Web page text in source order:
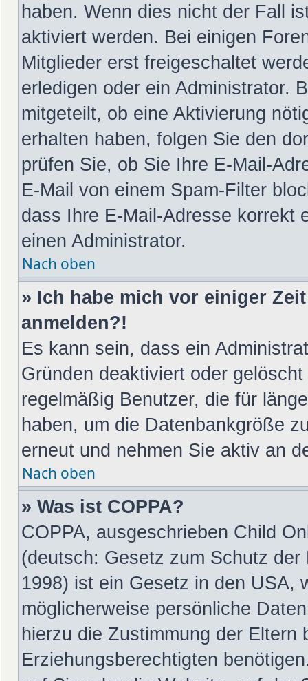
haben. Wenn dies nicht der Fall
aktiviert werden. Bei einigen
Mitglieder erst freigeschaltet
erledigen oder ein Administrator.
mitgeteilt, ob eine Aktivierung
erhalten haben, folgen Sie den
prüfen Sie, ob Sie Ihre E-Mail-
E-Mail von einem Spam-Filter
dass Ihre E-Mail-Adresse korrekt
einen Administrator.
Nach oben
» Ich habe mich vor einiger
anmelden?!
Es kann sein, dass ein
Gründen deaktiviert oder
regelmäßig Benutzer, die für
haben, um die Datenbankgröße
erneut und nehmen Sie aktiv an
Nach oben
» Was ist COPPA?
COPPA, ausgeschrieben Child
(deutsch: Gesetz zum Schutz
1998) ist ein Gesetz in den USA,
möglicherweise persönliche
hierzu die Zustimmung der
Erziehungsberechtigten